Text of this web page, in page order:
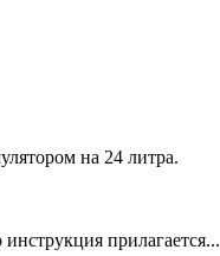
на 24 литра.
прилагается...